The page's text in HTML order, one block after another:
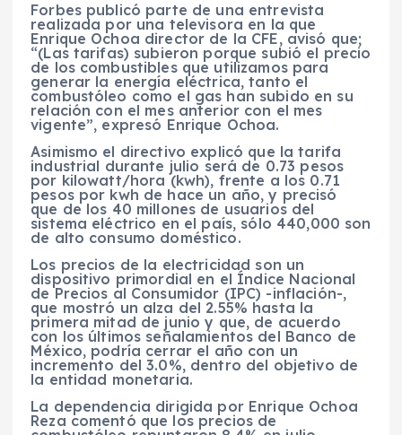
Forbes publicó parte de una entrevista
realizada por una televisora en la que
Enrique Ochoa director de la CFE, avisó que;
“(Las tarifas) subieron porque subió el precio
de los combustibles que utilizamos para
generar la energía eléctrica, tanto el
combustóleo como el gas han subido en su
relación con el mes anterior con el mes
vigente”, expresó Enrique Ochoa.
Asimismo el directivo explicó que la tarifa
industrial durante julio será de 0.73 pesos
por kilowatt/hora (kwh), frente a los 0.71
pesos por kwh de hace un año, y precisó
que de los 40 millones de usuarios del
sistema eléctrico en el país, sólo 440,000 son
de alto consumo doméstico.
Los precios de la electricidad son un
dispositivo primordial en el Índice Nacional
de Precios al Consumidor (IPC) -inflación-,
que mostró un alza del 2.55% hasta la
primera mitad de junio y que, de acuerdo
con los últimos señalamientos del Banco de
México, podría cerrar el año con un
incremento del 3.0%, dentro del objetivo de
la entidad monetaria.
La dependencia dirigida por Enrique Ochoa
Reza comentó que los precios de